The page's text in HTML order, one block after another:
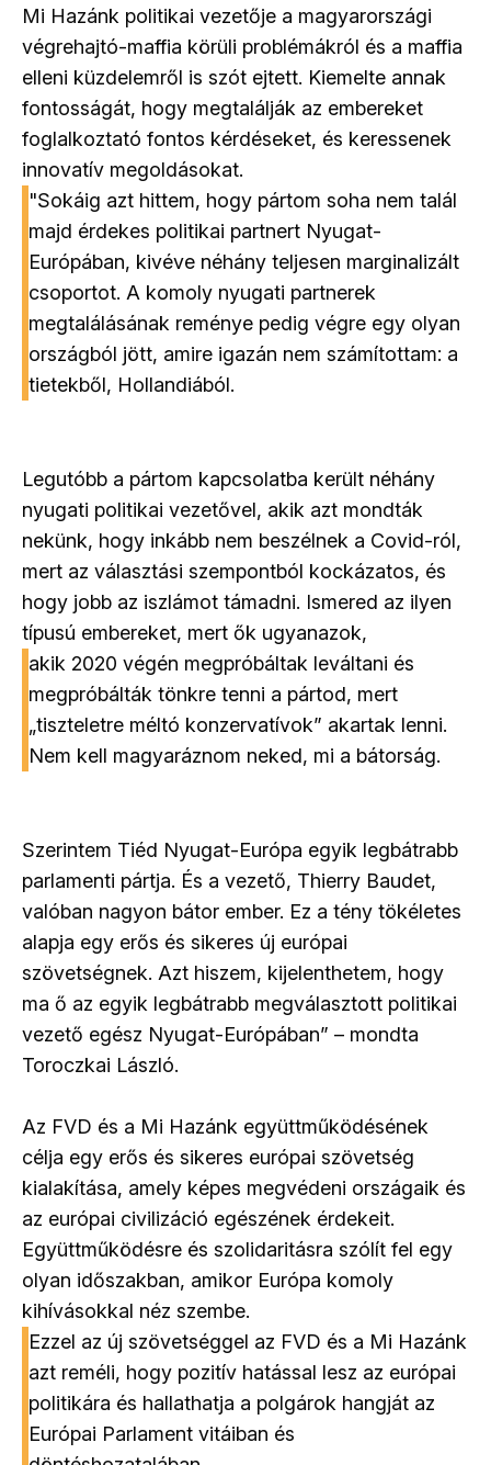
Mi Hazánk politikai vezetője a magyarországi
végrehajtó-maffia körüli problémákról és a maffia
elleni küzdelemről is szót ejtett. Kiemelte annak
fontosságát, hogy megtalálják az embereket
foglalkoztató fontos kérdéseket, és keressenek
innovatív megoldásokat.
"Sokáig azt hittem, hogy pártom soha nem talál
majd érdekes politikai partnert Nyugat-
Európában, kivéve néhány teljesen marginalizált
csoportot. A komoly nyugati partnerek
megtalálásának reménye pedig végre egy olyan
országból jött, amire igazán nem számítottam: a
tietekből, Hollandiából.
Legutóbb a pártom kapcsolatba került néhány
nyugati politikai vezetővel, akik azt mondták
nekünk, hogy inkább nem beszélnek a Covid-ról,
mert az választási szempontból kockázatos, és
hogy jobb az iszlámot támadni. Ismered az ilyen
típusú embereket, mert ők ugyanazok,
akik 2020 végén megpróbáltak leváltani és
megpróbálták tönkre tenni a pártod, mert
„tiszteletre méltó konzervatívok” akartak lenni.
Nem kell magyaráznom neked, mi a bátorság.
Szerintem Tiéd Nyugat-Európa egyik legbátrabb
parlamenti pártja. És a vezető, Thierry Baudet,
valóban nagyon bátor ember. Ez a tény tökéletes
alapja egy erős és sikeres új európai
szövetségnek. Azt hiszem, kijelenthetem, hogy
ma ő az egyik legbátrabb megválasztott politikai
vezető egész Nyugat-Európában” – mondta
Toroczkai László.
Az FVD és a Mi Hazánk együttműködésének
célja egy erős és sikeres európai szövetség
kialakítása, amely képes megvédeni országaik és
az európai civilizáció egészének érdekeit.
Együttműködésre és szolidaritásra szólít fel egy
olyan időszakban, amikor Európa komoly
kihívásokkal néz szembe.
Ezzel az új szövetséggel az FVD és a Mi Hazánk
azt reméli, hogy pozitív hatással lesz az európai
politikára és hallathatja a polgárok hangját az
Európai Parlament vitáiban és